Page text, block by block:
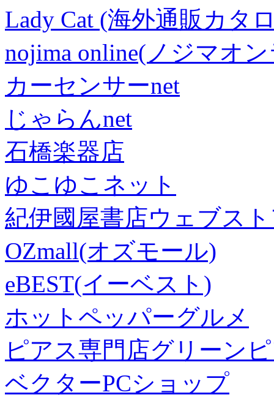
Lady Cat (海外通販カタ
nojima online(ノジマオ
カーセンサーnet
じゃらんnet
石橋楽器店
ゆこゆこネット
紀伊國屋書店ウェブス
OZmall(オズモール)
eBEST(イーベスト)
ホットペッパーグルメ
ピアス専門店グリーン
ベクターPCショップ